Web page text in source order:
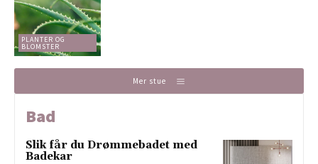
PLANTER OG
BLOMSTER
Mer stue
Bad
Slik får du Drømmebadet med
Badekar